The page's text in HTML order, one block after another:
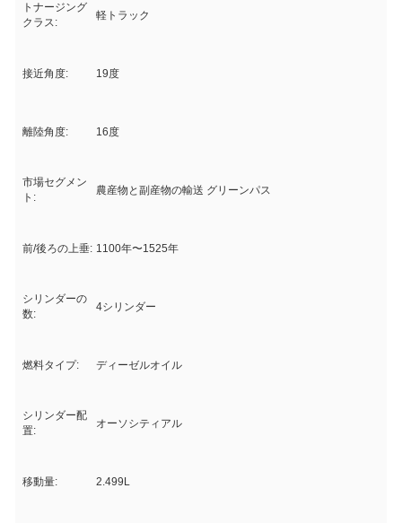
トナージング
クラス:
軽トラック
接近角度: 19度
離陸角度: 16度
市場セグメン
ト:
農産物と副産物の輸送 グリーンパス
前/後ろの上垂: 1100年〜1525年
シリンダーの
数:
4シリンダー
燃料タイプ: ディーゼルオイル
シリンダー配
置:
オーソシティアル
移動量: 2.499L